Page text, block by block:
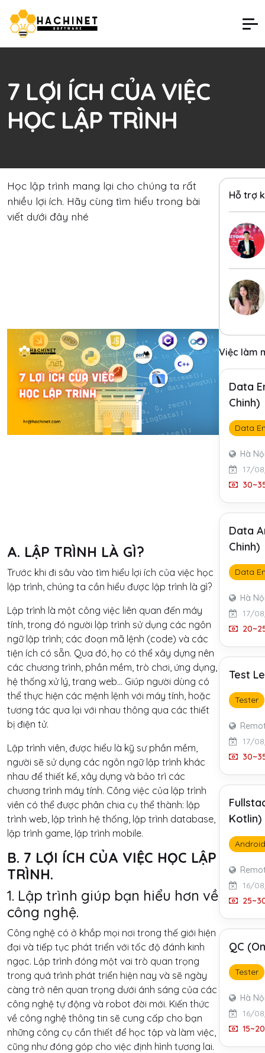
7 LỢI ÍCH CỦA VIỆC
HỌC LẬP TRÌNH
Học lập trình mang lại cho chúng ta rất
nhiều lợi ích. Hãy cùng tìm hiểu trong bài
viết dưới đây nhé
A. LẬP TRÌNH LÀ GÌ?
Trước khi đi sâu vào tìm hiểu lợi ích của việc học
lập trình, chúng ta cần hiểu được lập trình là gì?
Lập trình là một công việc liên quan đến máy
tính, trong đó người lập trình sử dụng các ngôn
ngữ lập trình; các đoạn mã lệnh (code) và các
tiện ích có sẵn. Qua đó, họ có thể xây dựng nên
các chương trình, phần mềm, trò chơi, ứng dụng,
hệ thống xử lý, trang web… Giúp người dùng có
thể thực hiện các mệnh lệnh với máy tính, hoặc
tương tác qua lại với nhau thông qua các thiết
bị điện tử.
Lập trình viên, được hiểu là kỹ sư phần mềm,
người sẽ sử dụng các ngôn ngữ lập trình khác
nhau để thiết kế, xây dựng và bảo trì các
chương trình máy tính. Công việc của lập trình
viên có thể được phân chia cụ thể thành: lập
trình web, lập trình hệ thống, lập trình database,
lập trình game, lập trình mobile.
B. 7 LỢI ÍCH CỦA VIỆC HỌC LẬP
TRÌNH.
1. Lập trình giúp bạn hiểu hơn về
công nghệ.
Công nghệ có ở khắp mọi nơi trong thế giới hiện
đại và tiếp tục phát triển với tốc độ đánh kinh
ngạc. Lập trình đóng một vai trò quan trọng
trong quá trình phát triển hiện nay và sẽ ngày
càng trở nên quan trọng dưới ánh sáng của các
công nghệ tự động và robot đời mới. Kiến thức
về công nghệ thông tin sẽ cung cấp cho bạn
những công cụ cần thiết để học tập và làm việc,
cũng như đóng góp cho việc định hình tương lai.
Hỗ trợ
Việc làm
Data
Chinh)
Data
Hà
17/
Data
Chinh)
Data
Hà
17/
Test
Tester
17/
Kotlin)
Android
16/
QC
Tester
Hà
16/